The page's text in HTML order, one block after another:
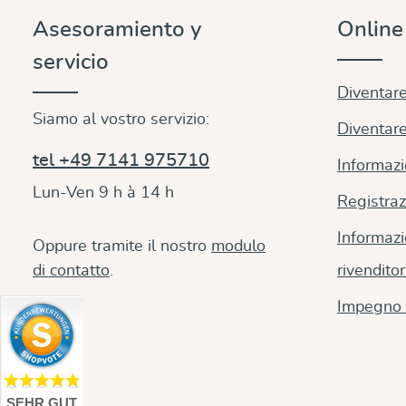
motivo
colorati in
giallo
essere
tessuto
realizzato
biologico.
rende
i bambini
della
disponibili
large
Asesoramiento y
servicio
Siamo al vostro servizio:
tel +49 7141 975710
Lun-Ven 9 h à 14 h
Oppure tramite il nostro modulo
di contatto
SEHR GUT